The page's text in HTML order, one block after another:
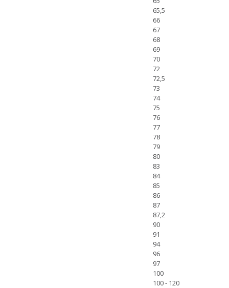
65,5
66
67
68
69
70
72
72,5
73
74
75
76
77
78
79
80
83
84
85
86
87
87,2
90
91
94
96
97
100
100 - 120